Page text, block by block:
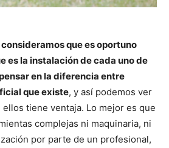
consideramos que es oportuno
es la instalación de cada uno de
en la diferencia entre
que existe, y así podemos ver
tiene ventaja. Lo mejor es que
complejas ni maquinaria, ni
por parte de un profesional,